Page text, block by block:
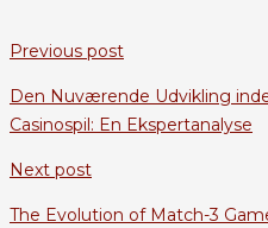
Previous post
Den Nuværende Udvikling
Casinospil: En Ekspertanalyse
Next post
The Evolution of Match-3